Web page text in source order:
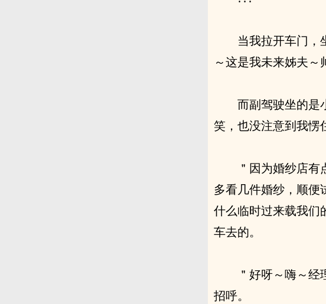
当我拉开车门，
～这是我未来姊夫～
而副驾驶坐的是
笑，也没注意到我愣
＂因为婚纱店
多看几件婚纱，顺便
什么临时过来载我们
车去的。
＂好呀～嗨～
招呼。